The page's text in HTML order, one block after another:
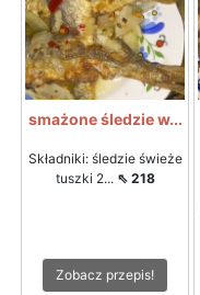
smażone śledzie w...
Składniki: śledzie świeże
tuszki 2... ⇖ 218
Zobacz przepis!